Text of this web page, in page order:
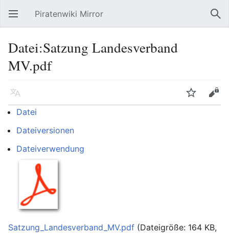
Hauptmenü öffnen Piratenwiki Mirror
Datei:Satzung Landesverband
MV.pdf
Sprache Beobachten
Bearbeiten
Datei
Dateiversionen
Dateiverwendung
Satzung_Landesverband_MV.pdf (Dateigröße: 164 KB,